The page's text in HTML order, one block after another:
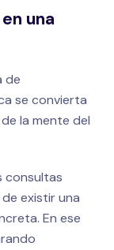
una
de
se convierta
la mente del
consultas
existir una
En ese